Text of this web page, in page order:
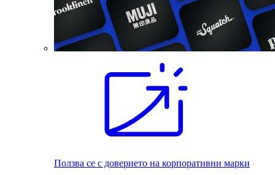
Ползва се с доверието на корпоративни марки